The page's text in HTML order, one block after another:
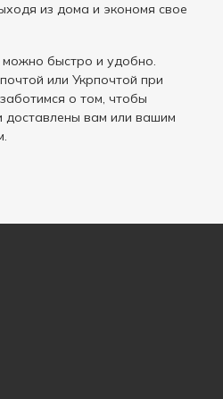
из дома и экономя свое
быстро и удобно.
или Укрпочтой при
о том, чтобы
доставлены вам или вашим